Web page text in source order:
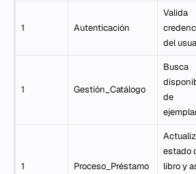
1 Autenticación
Valida
del
1 Gestión_Catálogo
Busca
de
1 Proceso_Préstamo
estado
libro y